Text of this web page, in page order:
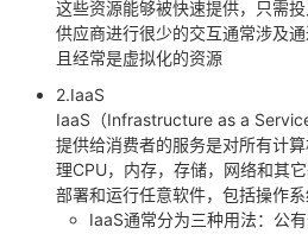
我
Programs
这些资源能够被快速提供，只需
供应商进行很少的交互通常涉及
且经常是虚拟化的资源
2.IaaS
IaaS（Infrastructure as a
提供给消费者的服务是对所有计
理CPU，内存，存储，网络和其
部署和运行任意软件，包括操作
IaaS通常分为三种用法：公